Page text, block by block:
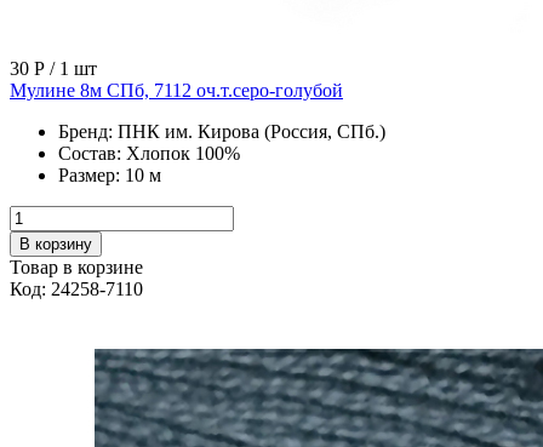
30 Р / 1 шт
Мулине 8м СПб, 7112 оч.т.серо-голубой
Бренд: ПНК им. Кирова (Россия, СПб.)
Состав: Хлопок 100%
Размер: 10 м
В корзину
Товар в корзине
Код: 24258-7110